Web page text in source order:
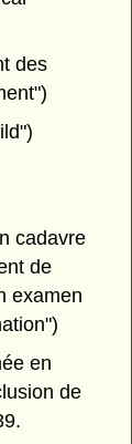
des
cadavre
de
examen
en
de